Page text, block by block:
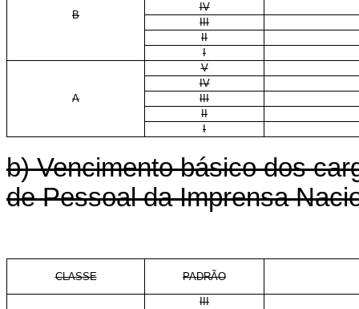
B
IV
III
II
I
A
V
IV
III
II
I
b) Vencimento básico dos
de Pessoal da Imprensa
CLASSE PADRÃO
III